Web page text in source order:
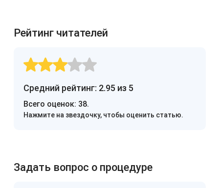
Рейтинг читателей
Средний рейтинг: 2.95 из 5
Всего оценок: 38.
Нажмите на звездочку, чтобы оценить статью.
Задать вопрос о процедуре